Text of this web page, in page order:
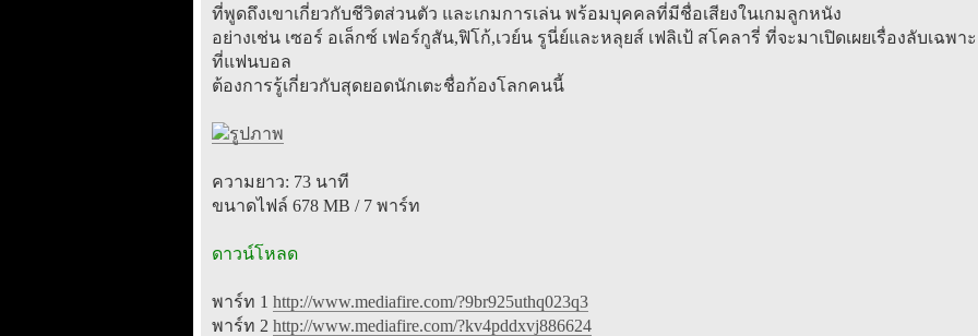
ที่พูดถึงเขาเกี่ยวกับชีวิตส่วนตัว และเกมการเล่น พร้อมบุคคลที่มีชื่อเสียงในเกมลูกหนัง
อย่างเช่น เซอร์ อเล็กซ์ เฟอร์กูสัน,ฟิโก้,เวย์น รูนี่ย์และหลุยส์ เฟลิเป้ สโคลารี่ ที่จะมาเปิดเผยเรื่องลับเฉพา
ที่แฟนบอล
ต้องการรู้เกี่ยวกับสุดยอดนักเตะชื่อก้องโลกคนนี้
ความยาว: 73 นาที
ขนาดไฟล์ 678 MB / 7 พาร์ท
ดาวน์โหลด
พาร์ท 1 http://www.mediafire.com/?9br925uthq023q3
พาร์ท 2 http://www.mediafire.com/?kv4pddxvj886624